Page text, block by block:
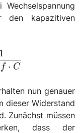
kapazitiven
=
f
C}
f ⋅ C
1
nun genauer
dieser Widerstand
Zunächst müssen
dass der